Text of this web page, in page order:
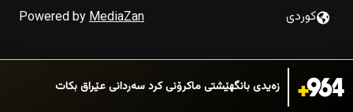
كوردى Powered byMediaZan
پەرلەمانتارێکی عێراق لەسەر گەندەڵی دەستگیر کرا
دادەخرێت
زەیدی بانگهێشتی ماکرۆنی کرد سەردانی عێراق بکات